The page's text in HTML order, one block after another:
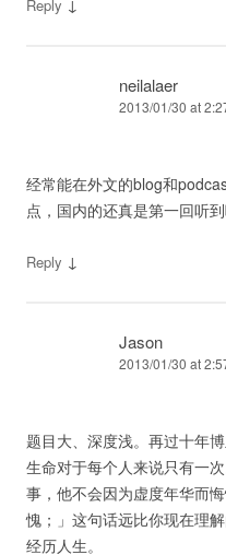
Reply ↓
neilalaer
2013/01/30 at
经常能在外文的blog和
点，国内的还真是第一回听到
Reply ↓
Jason
2013/01/30 at
题目大、深度浅。再过十年
生命对于每个人来说只有一
事，他不会因为虚度年华而
愧；」这句话远比你现在理
经历人生。